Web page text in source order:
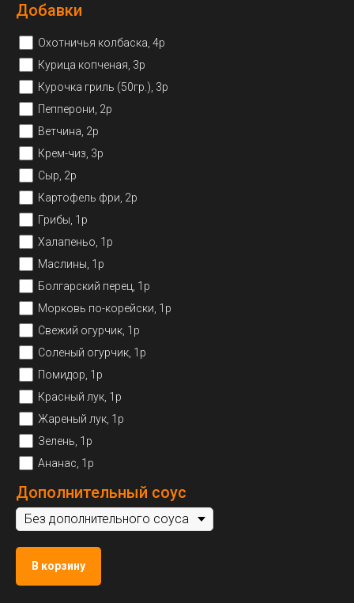
Добавки
Охотничья колбаска, 4р
Курица копченая, 3р
Курочка гриль (50гр.), 3р
Пепперони, 2р
Ветчина, 2р
Крем-чиз, 3р
Сыр, 2р
Картофель фри, 2р
Грибы, 1р
Халапеньо, 1р
Маслины, 1р
Болгарский перец, 1р
Морковь по-корейски, 1р
Свежий огурчик, 1р
Соленый огурчик, 1р
Помидор, 1р
Красный лук, 1р
Жареный лук, 1р
Зелень, 1р
Ананас, 1р
Дополнительный соус
В корзину